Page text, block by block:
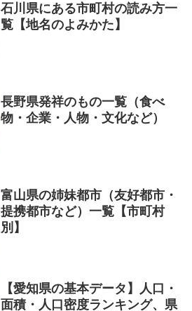
石川県にある市町村の読み方一
覧【地名のよみかた】
長野県発祥のもの一覧（食べ
物・企業・人物・文化など）
富山県の姉妹都市（友好都市・
提携都市など）一覧【市町村
別】
【愛知県の基本データ】人口・
面積・人口密度ランキング、県